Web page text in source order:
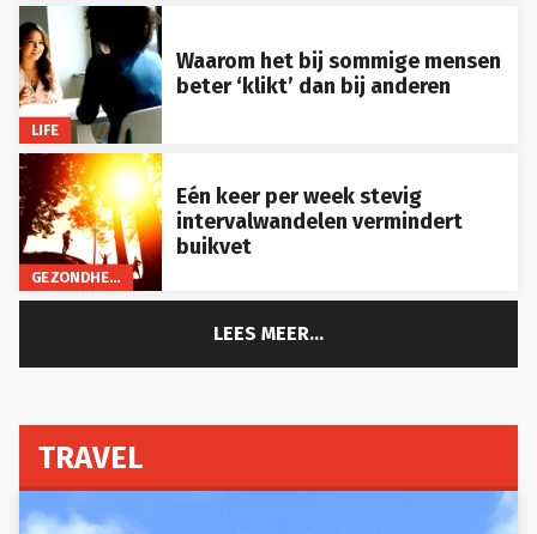
LIFE
Waarom het bij sommige mensen
beter ‘klikt’ dan bij anderen
GEZONDHEID
Eén keer per week stevig
intervalwandelen vermindert
buikvet
LEES MEER...
TRAVEL